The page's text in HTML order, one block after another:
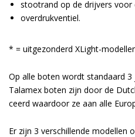
stootrand op de drijvers voor
overdrukventiel.
* = uitgezonderd XLight-
Op alle boten wordt standaard
Talamex boten zijn door de
ceerd waardoor ze aan alle
Er zijn 3 verschillende modellen